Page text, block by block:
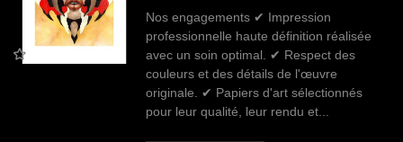
Nos engagements ✔ Impression
professionnelle haute définition réalisée
avec un soin optimal. ✔ Respect des
couleurs et des détails de l'œuvre
originale. ✔ Papiers d'art sélectionnés
pour leur qualité, leur rendu et...